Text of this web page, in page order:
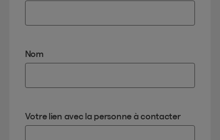
Nom
Votre lien avec la personne à contacter